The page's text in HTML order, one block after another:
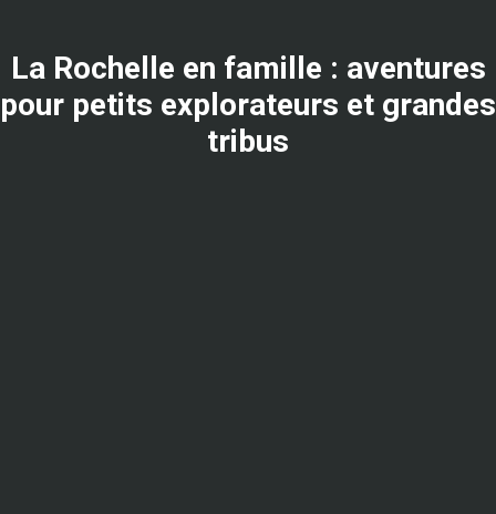
La Rochelle en famille : aventures
pour petits explorateurs et grandes
tribus